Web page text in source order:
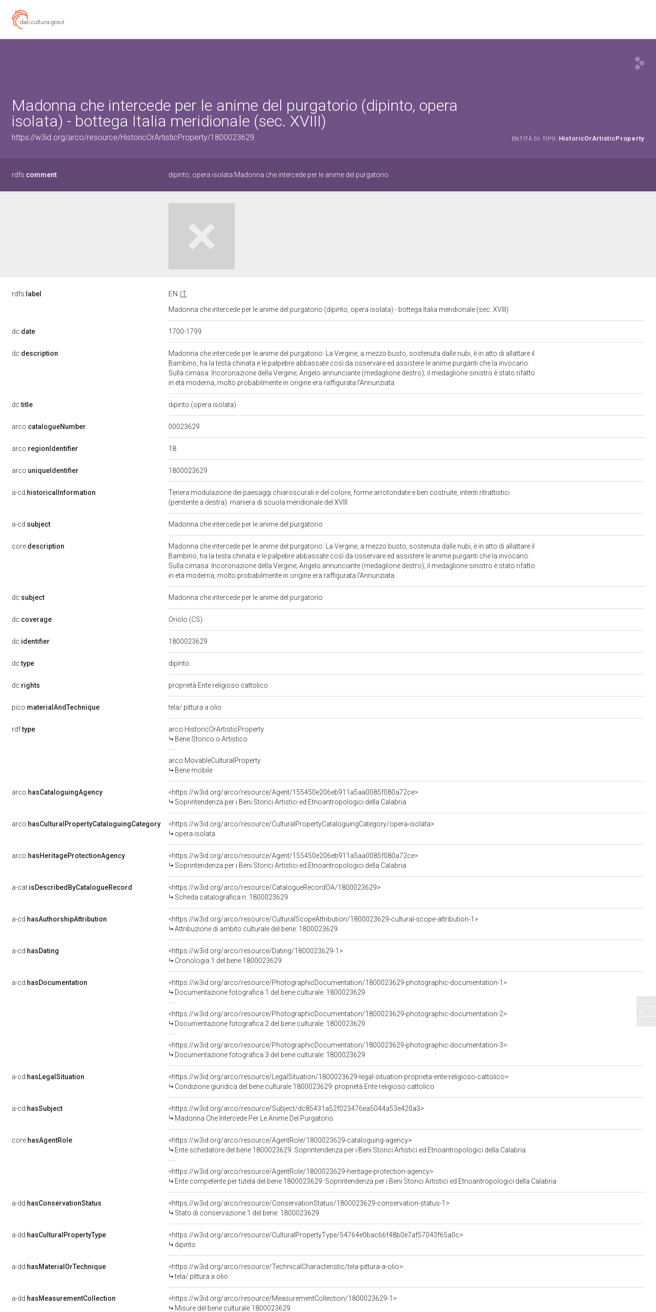
Madonna che intercede per le anime del purgatorio (dipinto, opera
isolata) - bottega Italia meridionale (sec. XVIII)
https://w3id.org/arco/resource/HistoricOrArtisticProperty/1800023629 ENTITÀ DI TIPO: HistoricOrArtisticProperty
rdfs:comment dipinto, opera isolata Madonna che intercede per le anime del purgatorio
rdfs: label EN
IT
Madonna che intercede per le anime del purgatorio (dipinto, opera isolata) - bottega Italia meridionale (sec. XVIII)
dc:date 1700-1799
dc:description
Madonna che intercede per le anime del purgatorio: La Vergine, a mezzo busto, sostenuta dalle nubi, è in atto di allattare il
Bambino, ha la testa chinata e le palpebre abbassate così da osservare ed assistere le anime purganti che la invocano.
Sulla cimasa: Incoronazione della Vergine; Angelo annunciante (medaglione destro); il medaglione sinistro è stato rifatto
in età moderna, molto probabilmente in origine era raffigurata l'Annunziata
dc:title dipinto (opera isolata)
arco:catalogueNumber 00023629
arco:regionIdentifier 18
arco:uniqueIdentifier 1800023629
a-cd:historicalInformation
Tenera modulazione dei paesaggi chiaroscurali e del colore, forme arrotondate e ben costruite, intenti ritrattistici
(penitente a destra). maniera di scuola meridionale del XVIII
a-cd:subject Madonna che intercede per le anime del purgatorio
core:description
Madonna che intercede per le anime del purgatorio: La Vergine, a mezzo busto, sostenuta dalle nubi, è in atto di allattare il
Bambino, ha la testa chinata e le palpebre abbassate così da osservare ed assistere le anime purganti che la invocano.
Sulla cimasa: Incoronazione della Vergine; Angelo annunciante (medaglione destro); il medaglione sinistro è stato rifatto
in età moderna, molto probabilmente in origine era raffigurata l'Annunziata
dc:subject Madonna che intercede per le anime del purgatorio
dc:coverage Oriolo (CS)
dc:identifier 1800023629
dc:type dipinto
dc:rights proprietà Ente religioso cattolico
pico:materialAndTechnique tela/ pittura a olio
rdf:type
arco:HistoricOrArtisticProperty
Bene Storico o Artistico
arco:MovableCulturalProperty
Bene mobile
arco:hasCataloguingAgency
<https://w3id.org/arco/resource/Agent/155450e206eb911a5aa0085f080a72ce>
Soprintendenza per i Beni Storici Artistici ed Etnoantropologici della Calabria
arco:hasCulturalPropertyCataloguingCategory
<https://w3id.org/arco/resource/CulturalPropertyCataloguingCategory/opera-isolata>
opera isolata
arco:hasHeritageProtectionAgency
<https://w3id.org/arco/resource/Agent/155450e206eb911a5aa0085f080a72ce>
Soprintendenza per i Beni Storici Artistici ed Etnoantropologici della Calabria
a-cat:isDescribedByCatalogueRecord
<https://w3id.org/arco/resource/CatalogueRecordOA/1800023629>
Scheda catalografica n: 1800023629
a-cd:hasAuthorshipAttribution
<https://w3id.org/arco/resource/CulturalScopeAttribution/1800023629-cultural-scope-attribution-1>
Attribuzione di ambito culturale del bene: 1800023629
a-cd:hasDating
<https://w3id.org/arco/resource/Dating/1800023629-1>
Cronologia 1 del bene 1800023629
a-cd:hasDocumentation
<https://w3id.org/arco/resource/PhotographicDocumentation/1800023629-photographic-documentation-1>
Documentazione fotografica 1 del bene culturale: 1800023629
<https://w3id.org/arco/resource/PhotographicDocumentation/1800023629-photographic-documentation-2>
Documentazione fotografica 2 del bene culturale: 1800023629
<https://w3id.org/arco/resource/PhotographicDocumentation/1800023629-photographic-documentation-3>
Documentazione fotografica 3 del bene culturale: 1800023629
a-cd:hasLegalSituation
<https://w3id.org/arco/resource/LegalSituation/1800023629-legal-situation-proprieta-ente-religioso-cattolico>
Condizione giuridica del bene culturale 1800023629: proprietà Ente religioso cattolico
a-cd:hasSubject
<https://w3id.org/arco/resource/Subject/dc85431a52f023476ea5044a53e420a3>
Madonna Che Intercede Per Le Anime Del Purgatorio
core:hasAgentRole
<https://w3id.org/arco/resource/AgentRole/1800023629-cataloguing-agency>
Ente schedatore del bene 1800023629: Soprintendenza per i Beni Storici Artistici ed Etnoantropologici della Calabria
<https://w3id.org/arco/resource/AgentRole/1800023629-heritage-protection-agency>
Ente competente per tutela del bene 1800023629: Soprintendenza per i Beni Storici Artistici ed Etnoantropologici della Calabria
a-dd:hasConservationStatus
<https://w3id.org/arco/resource/ConservationStatus/1800023629-conservation-status-1>
Stato di conservazione 1 del bene: 1800023629
a-dd:hasCulturalPropertyType
<https://w3id.org/arco/resource/CulturalPropertyType/54764e0bac66f48b0e7af57043f65a0c>
dipinto
a-dd:hasMaterialOrTechnique
<https://w3id.org/arco/resource/TechnicalCharacteristic/tela-pittura-a-olio>
tela/ pittura a olio
a-dd:hasMeasurementCollection
<https://w3id.org/arco/resource/MeasurementCollection/1800023629-1>
Misure del bene culturale 1800023629